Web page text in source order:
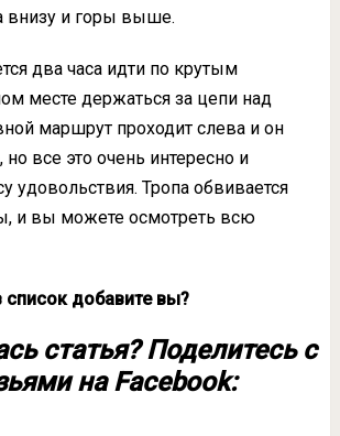
внизу и горы выше.
два часа идти по крутым
месте держаться за цепи над
маршрут проходит слева и он
все это очень интересно и
удовольствия. Тропа обвивается
и вы можете осмотреть всю
список добавите вы?
статья? Поделитесь с
на Facebook: